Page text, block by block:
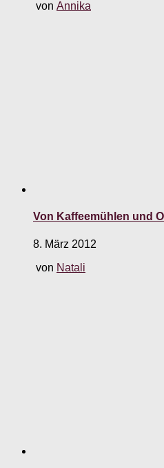
von Annika
Von Kaffeemühlen und
8. März 2012
von Natali